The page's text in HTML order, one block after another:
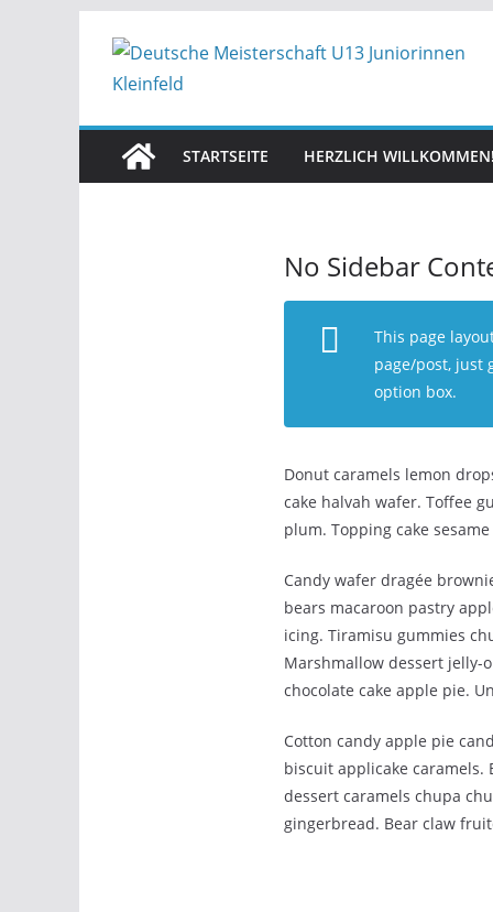
Inhalt
springen
STARTSEITE HERZLICH WILLKOMMEN!
No Sidebar
This page
page/post, just
option box.
Donut caramels lemon
cake halvah wafer. Toffee
plum. Topping cake
Candy wafer dragée
bears macaroon pastry
icing. Tiramisu gummies
Marshmallow dessert jelly-
chocolate cake apple pie.
Cotton candy apple pie
biscuit applicake
dessert caramels chupa
gingerbread. Bear claw